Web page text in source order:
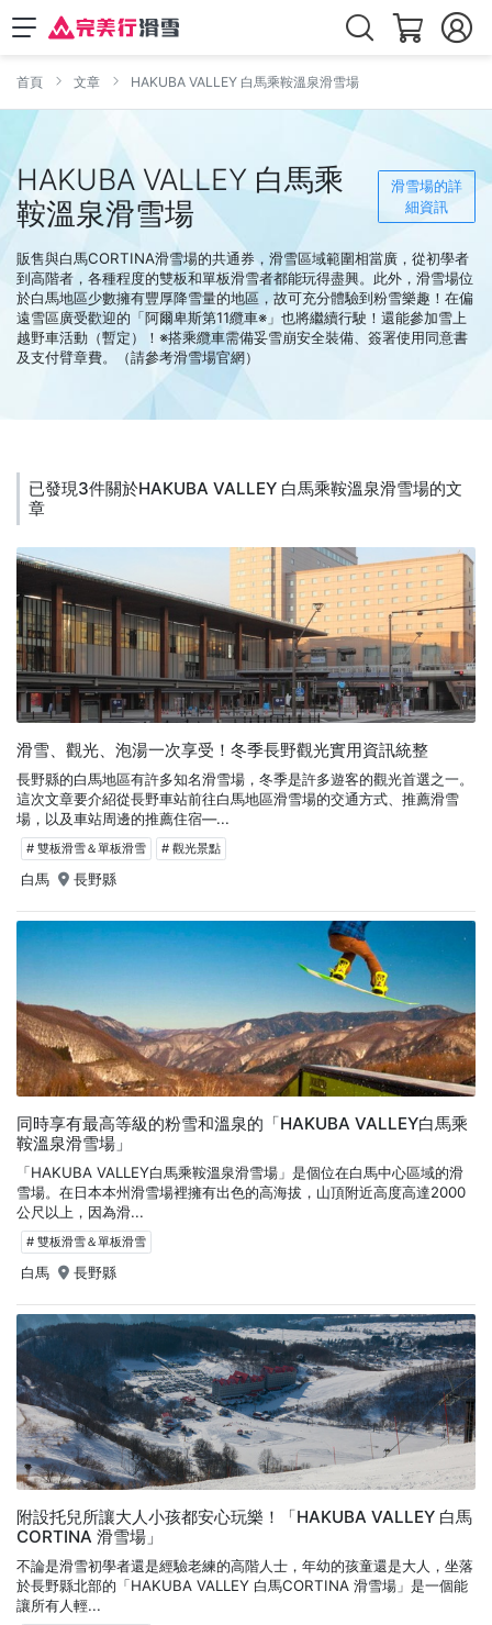
首頁 文章 HAKUBA VALLEY 白馬乘鞍溫泉滑雪場
HAKUBA VALLEY 白馬乘
鞍溫泉滑雪場
滑雪場的詳
細資訊
販售與白馬CORTINA滑雪場的共通券，滑雪區域範圍相當廣，從初學者
到高階者，各種程度的雙板和單板滑雪者都能玩得盡興。此外，滑雪場位
於白馬地區少數擁有豐厚降雪量的地區，故可充分體驗到粉雪樂趣！在偏
遠雪區廣受歡迎的「阿爾卑斯第11纜車※」也將繼續行駛！還能參加雪上
越野車活動（暫定）！※搭乘纜車需備妥雪崩安全裝備、簽署使用同意書
及支付臂章費。（請參考滑雪場官網）
已發現3件關於HAKUBA VALLEY 白馬乘鞍溫泉滑雪場的文
章
滑雪、觀光、泡湯一次享受！冬季長野觀光實用資訊統整
長野縣的白馬地區有許多知名滑雪場，冬季是許多遊客的觀光首選之一。
這次文章要介紹從長野車站前往白馬地區滑雪場的交通方式、推薦滑雪
場，以及車站周邊的推薦住宿—...
# 雙板滑雪＆單板滑雪 # 觀光景點
白馬 長野縣
同時享有最高等級的粉雪和溫泉的「HAKUBA VALLEY白馬乘
鞍溫泉滑雪場」
「HAKUBA VALLEY白馬乘鞍溫泉滑雪場」是個位在白馬中心區域的滑
雪場。在日本本州滑雪場裡擁有出色的高海拔，山頂附近高度高達2000
公尺以上，因為滑...
# 雙板滑雪＆單板滑雪
白馬 長野縣
附設托兒所讓大人小孩都安心玩樂！「HAKUBA VALLEY 白馬
CORTINA 滑雪場」
不論是滑雪初學者還是經驗老練的高階人士，年幼的孩童還是大人，坐落
於長野縣北部的「HAKUBA VALLEY 白馬CORTINA 滑雪場」是一個能
讓所有人輕...